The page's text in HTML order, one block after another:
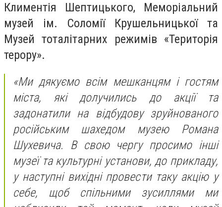
Климентія Шептицького, Меморіальний
музей ім. Соломії Крушельницької та
Музей тоталітарних режимів «Територія
терору».
«Ми дякуємо всім мешканцям і гостям
міста, які долучились до акції та
задонатили на відбудову зруйнованого
російським шахедом музею Романа
Шухевича. В свою чергу просимо інші
музеї та культурні установи, до прикладу,
у наступні вихідні провести таку акцію у
себе, щоб спільними зусиллями ми